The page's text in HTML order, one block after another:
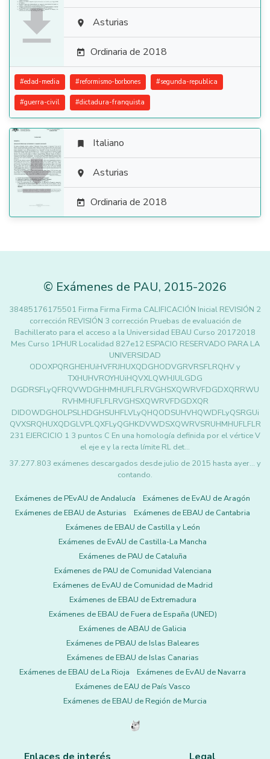
  Asturias
 Ordinaria de 2018
#edad-media #reformismo-borbones #segunda-republica
#guerra-civil #dictadura-franquista

 Italiano
 Asturias
 Ordinaria de 2018
© Exámenes de PAU, 2015-2026
38485176175501 Firma Firma Firma CALIFICACIÓN Inicial REVISIÓN 2
corrección REVISIÓN 3 corrección Pruebas de evaluación de
Bachillerato para el acceso a la Universidad EBAU Curso 20172018
Mes Curso 1PHUR Localidad 827e12 ESPACIO RESERVADO PARA LA
UNIVERSIDAD
ODOXPQRGHEHUiHVFRJHUXQDGHODVGRVRSFLRQHV y
TXHUHVROYHUiHQVXLQWHJULGDG
DGDRSFLyQFRQVWDGHHMHUFLFLRVGHSXQWRVFDGDXQRRWU
RVHMHUFLFLRVGHSXQWRVFDGDXQR
DIDOWDGHOLPSLHDGHSUHFLVLyQHQODSUHVHQWDFLyQSRGUi
QVXSRQHUXQDGLVPLQXFLyQGHKDVWDSXQWRVSRUHMHUFLFLR
231 EJERCICIO 1 3 puntos C En una homología definida por el vértice V
el eje e y la recta límite RL det…
37.277.803 exámenes descargados desde julio de 2015 hasta ayer... y
contando.
Exámenes de PEvAU de Andalucía
Exámenes de EvAU de Aragón
Exámenes de EBAU de Asturias
Exámenes de EBAU de Cantabria
Exámenes de EBAU de Castilla y León
Exámenes de EvAU de Castilla-La Mancha
Exámenes de PAU de Cataluña
Exámenes de PAU de Comunidad Valenciana
Exámenes de EvAU de Comunidad de Madrid
Exámenes de EBAU de Extremadura
Exámenes de EBAU de Fuera de España (UNED)
Exámenes de ABAU de Galicia
Exámenes de PBAU de Islas Baleares
Exámenes de EBAU de Islas Canarias
Exámenes de EBAU de La Rioja
Exámenes de EvAU de Navarra
Exámenes de EAU de País Vasco
Exámenes de EBAU de Región de Murcia